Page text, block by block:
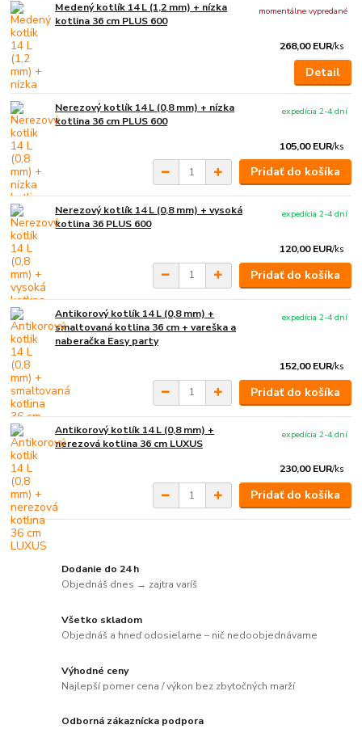
Medený kotlík 14 L (1,2 mm) + nízka
kotlina 36 cm PLUS 600
268,00 EUR/ks
momentálne vypredané
Detail
Nerezový kotlík 14 L (0,8 mm) + nízka
kotlina 36 cm PLUS 600
105,00 EUR/ks
expedícia 2-4 dní
Pridať do košíka
Nerezový kotlík 14 L (0,8 mm) + vysoká
kotlina 36 PLUS 600
120,00 EUR/ks
expedícia 2-4 dní
Pridať do košíka
Antikorový kotlík 14 L (0,8 mm) +
smaltovaná kotlina 36 cm + vareška a
naberačka Easy party
152,00 EUR/ks
expedícia 2-4 dní
Pridať do košíka
Antikorový kotlík 14 L (0,8 mm) +
nerezová kotlina 36 cm LUXUS
230,00 EUR/ks
expedícia 2-4 dní
Pridať do košíka
Dodanie do 24 h
Objednáš dnes → zajtra varíš
Všetko skladom
Objednáš a hneď odosielame – nič nedoobjednávame
Výhodné ceny
Najlepší pomer cena / výkon bez zbytočných marží
Odborná zákaznícka podpora